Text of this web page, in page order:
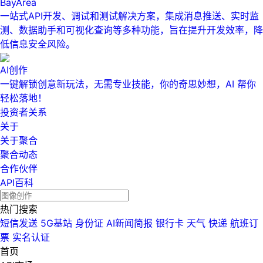
BayArea
一站式API开发、调试和测试解决方案，集成消息推送、实时监
测、数据助手和可视化查询等多种功能，旨在提升开发效率，降
低信息安全风险。
AI创作
一键解锁创意新玩法，无需专业技能，你的奇思妙想，AI 帮你
轻松落地！
投资者关系
关于
关于聚合
聚合动态
合作伙伴
API百科
热门搜索
短信发送 5G基站 身份证 AI新闻简报 银行卡 天气 快递 航班订
票 实名认证
首页